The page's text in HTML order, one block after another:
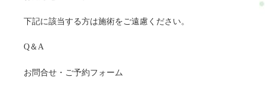
下記に該当する方は施術をご遠慮ください。
Q＆A
お問合せ・ご予約フォーム